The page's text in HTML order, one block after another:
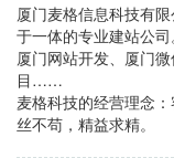
厦门麦格信息科技有
于一体的专业建站公司
厦门网站开发、厦门
目……
麦格科技的经营理念
丝不苟，精益求精。